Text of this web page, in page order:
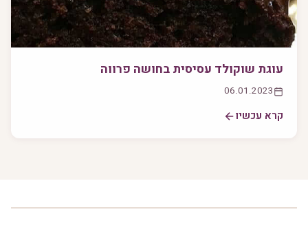
עוגת שוקולד עסיסית בחושה פרווה
06.01.2023
קרא עכשיו